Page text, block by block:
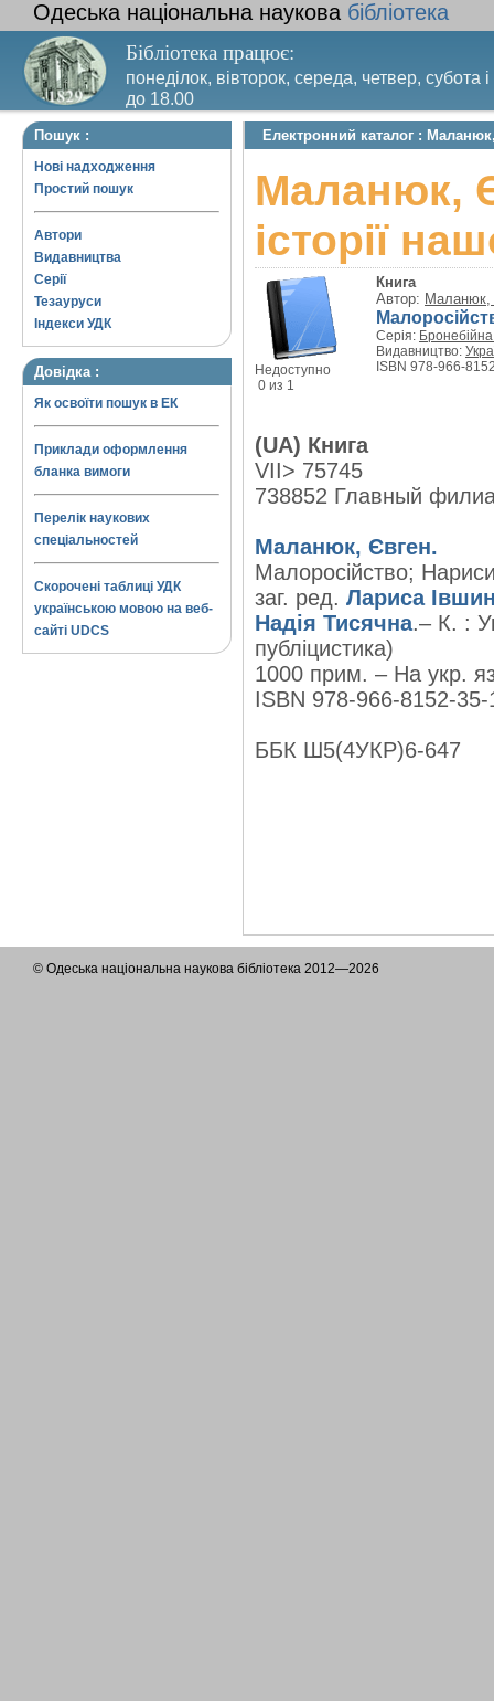
Одеська національна наукова бібліотека
Бібліотека працює:
понеділок, вівторок, середа, четвер, субота
до 18.00
Вихідний день – п’ятниця. Останній четвер
Пошук :
Нові надходження
Простий пошук
Автори
Видавництва
Серії
Тезауруси
Індекси УДК
Довідка :
Як освоїти пошук в ЕК
Приклади оформлення
бланка вимоги
Перелік наукових
спеціальностей
Скорочені таблиці УДК
українською мовою на веб-
сайті UDCS
Електронний каталог :
Маланюк,
історії
Недоступно
0 из 1
Книга
Автор: Маланюк,
Серія:
Видавництво:
ISBN 978-966-
(UA) Книга
VII> 75745
738852 Главный
Маланюк, Євген.
Малоросійство;
заг. ред. Лариса
Надія Тисячна.– К. :
публіцистика)
1000 прим. – На укр.
ISBN 978-966-8152-
ББК Ш5(4УКР)6-647
© Одеська національна наукова бібліотека 2012—2026